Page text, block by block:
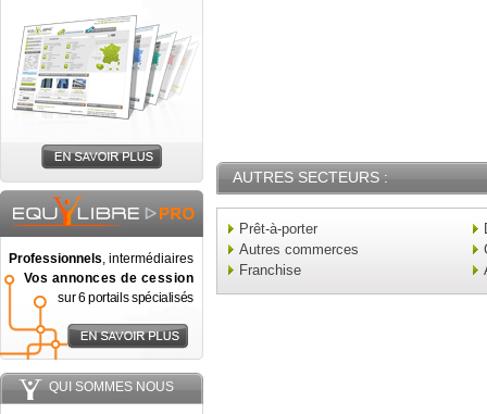
Professionnels, intermédiaires
Vos annonces de cession
sur 6 portails spécialisés
QUI SOMMES NOUS
AUTRES SECTEURS :
Prêt-à-porter
Autres commerces
Franchise